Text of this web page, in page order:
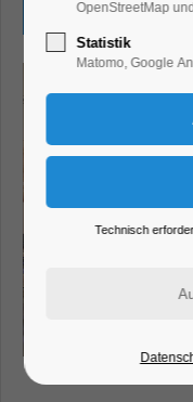
Eintritt frei
OpenStreetMap
Statistik
Matomo, Google
Technisch